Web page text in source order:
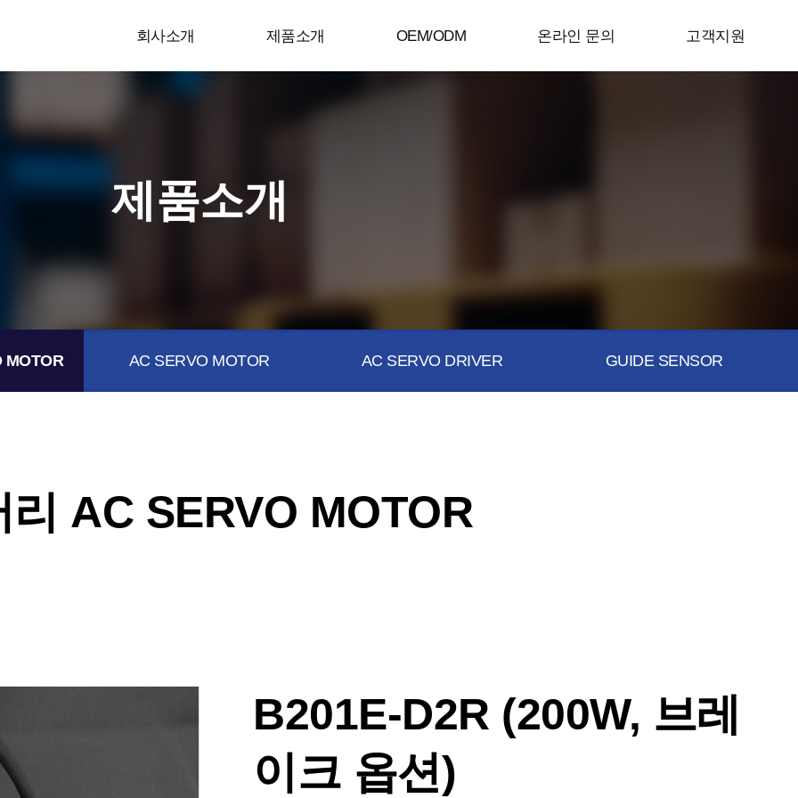
회사소개 제품소개 OEM/ODM 온라인 문의 고객지원
제품소개
MOTOR AC SERVO MOTOR AC SERVO DRIVER GUIDE SENSOR
리 AC SERVO MOTOR
B201E-D2R (200W, 브레
이크 옵션)